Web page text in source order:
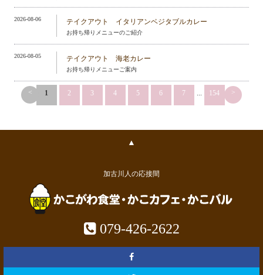
2026-08-06 テイクアウト イタリアンベジタブルカレー
お持ち帰りメニューのご紹介
2026-08-05 テイクアウト 海老カレー
お持ち帰りメニューご案内
< 1 2 3 4 5 6 7 ... 154 >
▲
加古川人の応接間
079-426-2622